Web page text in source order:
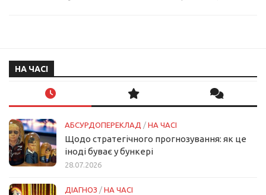
НА ЧАСІ
АБСУРДОПЕРЕКЛАД / НА ЧАСІ
Щодо стратегічного прогнозування: як це
іноді буває у бункері
28.07.2026
ДІАГНОЗ / НА ЧАСІ